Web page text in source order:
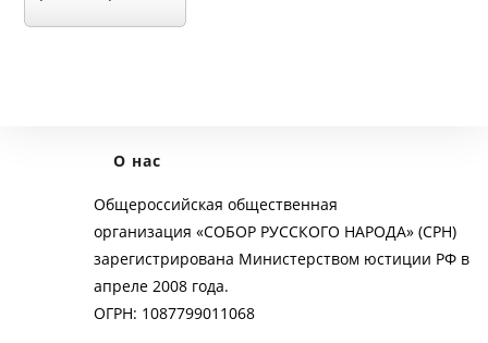
О нас
Общероссийская общественная
организация «СОБОР РУССКОГО НАРОДА» (СРН)
зарегистрирована Министерством юстиции РФ в
апреле 2008 года.
ОГРН: 1087799011068